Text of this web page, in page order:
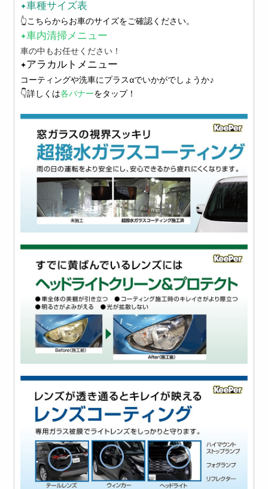
✦車種サイズ表
👆こちらからお車のサイズをご確認ください。
✦車内清掃メニュー
車の中もお任せください！
✦アラカルトメニュー
コーティングや洗車にプラスαでいかがでしょうか♪
👇詳しくは各バナーをタップ！